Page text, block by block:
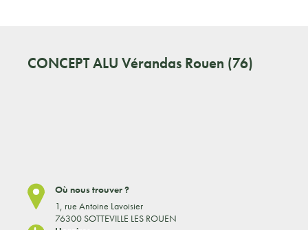
CONCEPT ALU Vérandas Rouen (76)
Où nous trouver ?
1, rue Antoine Lavoisier
76300 SOTTEVILLE LES ROUEN